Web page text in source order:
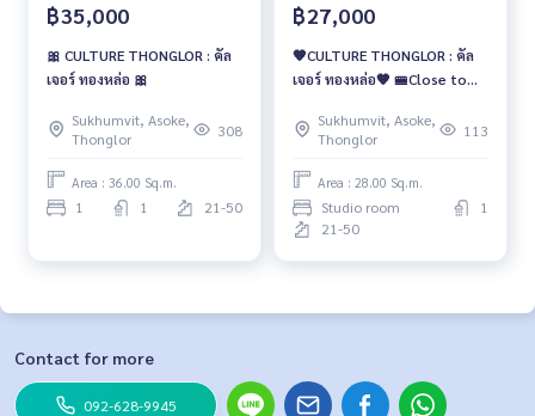
฿35,000
🎀 CULTURE THONGLOR : คัล
เจอร์ ทองหล่อ 🎀
Sukhumvit, Asoke,
Thonglor
308
Area : 36.00 Sq.m.
1 1 21-50
฿27,000
🧡CULTURE THONGLOR : คัล
เจอร์ ทองหล่อ🧡 🚝Close to
Sukhumvit, Asoke,
Thonglor
113
Area : 28.00 Sq.m.
Studio room
1
21-50
Contact for more
092-628-9945